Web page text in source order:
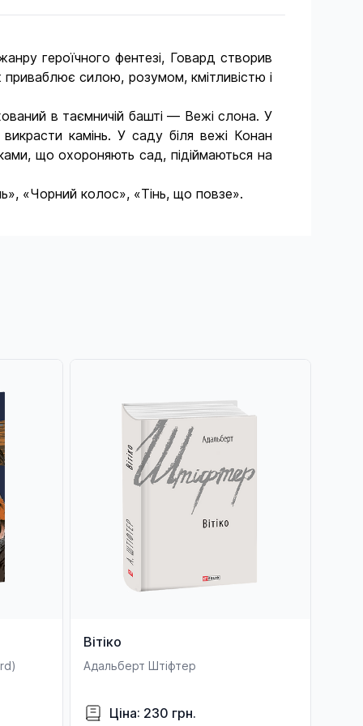
героїчного фентезі, Говард створив
приваблює силою, розумом, кмітливістю і
в таємничій башті — Вежі слона. У
камінь. У саду біля вежі Конан
що охороняють сад, підіймаються на
«Чорний колос», «Тінь, що повзе».
Вітіко
Адальберт Штіфтер
Ціна: 230 грн.